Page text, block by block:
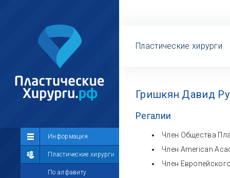
Информация
Пластические хирурги
По алфавиту
Сообщество
Лента
Участники
Пластические хирурги
Гришкян Давид
Регалии
Член Общества
Член American
Член